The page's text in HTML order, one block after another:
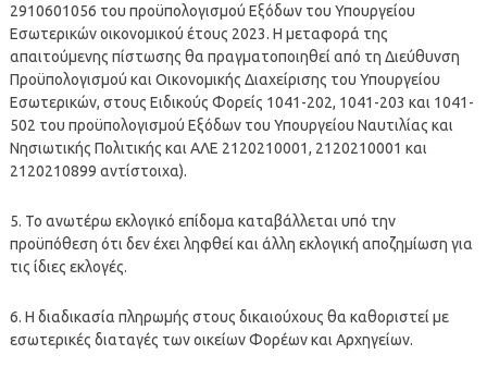
2910601056 του προϋπολογισμού Εξόδων του Υπουργείου
Εσωτερικών οικονομικού έτους 2023. Η μεταφορά της
απαιτούμενης πίστωσης θα πραγματοποιηθεί από τη Διεύθυνση
Προϋπολογισμού και Οικονομικής Διαχείρισης του Υπουργείου
Εσωτερικών, στους Ειδικούς Φορείς 1041-202, 1041-203 και 1041-
502 του προϋπολογισμού Εξόδων του Υπουργείου Ναυτιλίας και
Νησιωτικής Πολιτικής και ΑΛΕ 2120210001, 2120210001 και
2120210899 αντίστοιχα).
5. Το ανωτέρω εκλογικό επίδομα καταβάλλεται υπό την
προϋπόθεση ότι δεν έχει ληφθεί και άλλη εκλογική αποζημίωση για
τις ίδιες εκλογές.
6. Η διαδικασία πληρωμής στους δικαιούχους θα καθοριστεί με
εσωτερικές διαταγές των οικείων Φορέων και Αρχηγείων.